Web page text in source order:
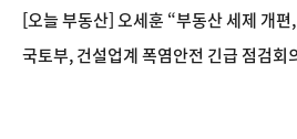
[오늘 부동산] 오세훈 “부동산 세제 개
국토부, 건설업계 폭염안전 긴급 점검